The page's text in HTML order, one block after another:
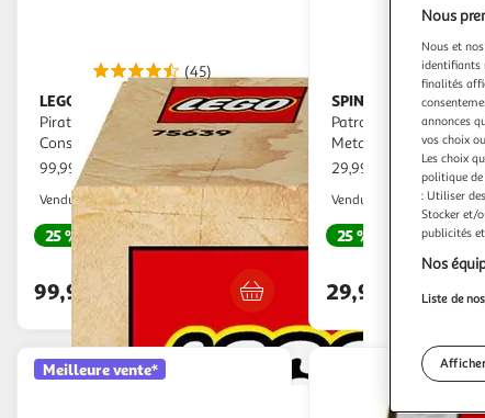
(45)
LEGO
Pirate Vogue Merry - Jeu de
Construction pour Garçon 10 ans
99,99€ / pce
Vendu par Auchan
25 %
cagnottés
Retrait 1h en magasin
99,99€
SPIN MASTERStation de jeux Pat'
Patrouilleur 2 en 1
Metal Pat Patrouille
29,99€ / pce
Vendu par Auchan
25 %
cagnottés
Retrait
29,99€
Meilleure vente*
Nous
Nous et
identifiants
finalités
annonces
vos choix
Les choix
politique de
: Utiliser
Stocker et/
publicités
Nos
Liste de